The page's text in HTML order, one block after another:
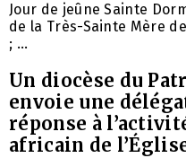
Jour de jeûne Sainte
de la Très-Sainte Mère
; ...
Un diocèse du
envoie une
réponse à
africain de